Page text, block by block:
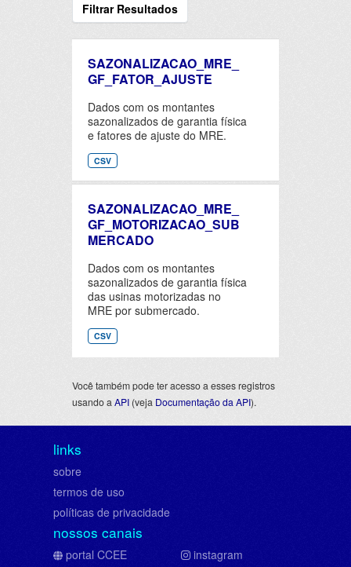
Filtrar Resultados
SAZONALIZACAO_MRE_
GF_FATOR_AJUSTE
Dados com os montantes
sazonalizados de garantia física
e fatores de ajuste do MRE.
CSV
SAZONALIZACAO_MRE_
GF_MOTORIZACAO_SUB
MERCADO
Dados com os montantes
sazonalizados de garantia física
das usinas motorizadas no
MRE por submercado.
CSV
Você também pode ter acesso a esses registros
usando a API (veja Documentação da API).
links
sobre
termos de uso
políticas de privacidade
nossos canais
portal CCEE
instagram